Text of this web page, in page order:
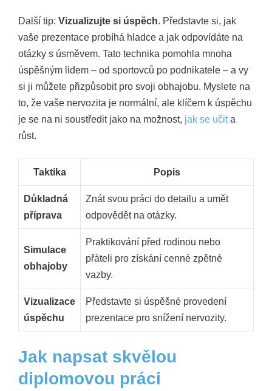
Další tip: Vizualizujte si úspěch. Představte si, jak
vaše prezentace probíhá hladce a jak odpovídáte na
otázky s úsměvem. Tato technika pomohla mnoha
úspěšným lidem – od sportovců po podnikatele – a vy
si ji můžete přizpůsobit pro svoji obhajobu. Myslete na
to, že vaše nervozita je normální, ale klíčem k úspěchu
je se na ni soustředit jako na možnost, jak se učita
růst.
Taktika Popis
Důkladná
příprava
Znát svou práci do detailu a umět
odpovědět na otázky.
Simulace
obhajoby
Praktikování před rodinou nebo
přáteli pro získání cenné zpětné
vazby.
Vizualizace
úspěchu
Představte si úspěšné provedení
prezentace pro snížení nervozity.
Jak napsat skvělou
diplomovou práci